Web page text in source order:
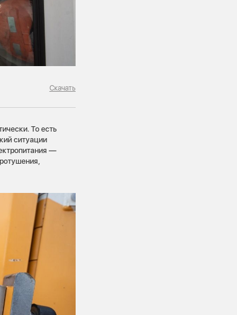
Скачать
То есть
ситуации
—